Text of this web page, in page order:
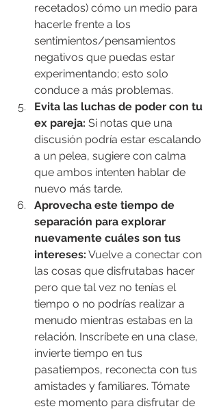
recetados) cómo un medio para
hacerle frente a los
sentimientos/pensamientos
negativos que puedas estar
experimentando; esto solo
conduce a más problemas.
Evita las luchas de poder con tu
ex pareja: Si notas que una
discusión podría estar escalando
a un pelea, sugiere con calma
que ambos intenten hablar de
nuevo más tarde.
Aprovecha este tiempo de
separación para explorar
nuevamente cuáles son tus
intereses: Vuelve a conectar con
las cosas que disfrutabas hacer
pero que tal vez no tenías el
tiempo o no podrías realizar a
menudo mientras estabas en la
relación. Inscríbete en una clase,
invierte tiempo en tus
pasatiempos, reconecta con tus
amistades y familiares. Tómate
este momento para disfrutar de